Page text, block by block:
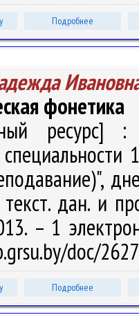
Подробнее
фонетика
ресурс] :
текст. дан. и
– 1
doc/
Подробнее